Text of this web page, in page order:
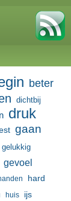
beter
dichtbij
druk
gaan
gelukkig
gevoel
hard
huis ijs